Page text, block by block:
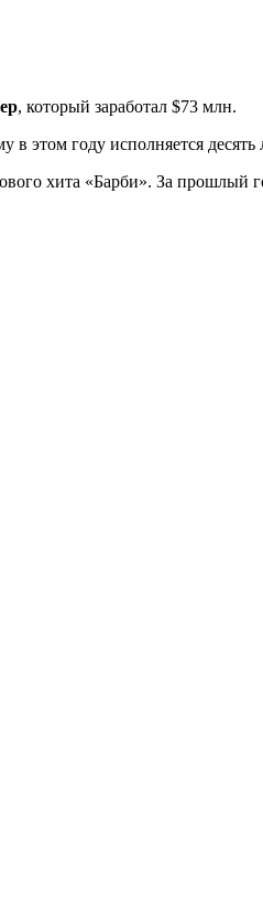
, который заработал $73 млн.
этом году исполняется десять
хита «Барби». За прошлый